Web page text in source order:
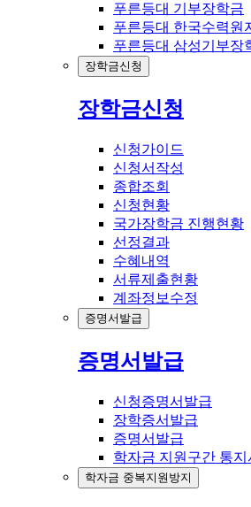
푸른등대 기부장학금
푸른등대 한국수력원
푸른등대 삼성기부장
장학금신청
장학금신청
신청가이드
신청서작성
종합조회
신청현황
국가장학금 진행현황
선정결과
수혜내역
서류제출현황
계좌정보수정
증명서발급
증명서발급
신청증명서발급
장학증서발급
증명서발급
학자금 지원구간 통지
학자금 중복지원방지